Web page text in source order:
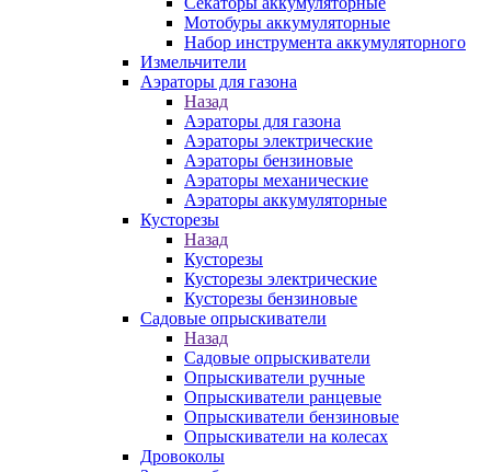
Мотобуры аккумуляторные
Набор инструмента аккумуляторного
Измельчители
Аэраторы для газона
Назад
Аэраторы для газона
Аэраторы электрические
Аэраторы бензиновые
Аэраторы механические
Аэраторы аккумуляторные
Кусторезы
Назад
Кусторезы
Кусторезы электрические
Кусторезы бензиновые
Садовые опрыскиватели
Назад
Садовые опрыскиватели
Опрыскиватели ручные
Опрыскиватели ранцевые
Опрыскиватели бензиновые
Опрыскиватели на колесах
Дровоколы